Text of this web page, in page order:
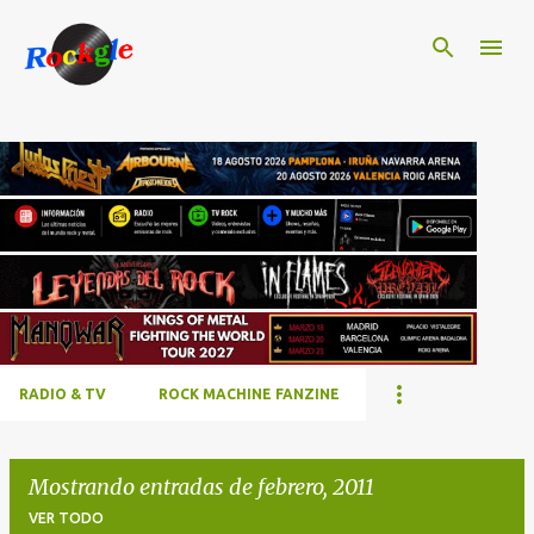
RADIO & TV ROCK MACHINE FANZINE
Mostrando entradas de febrero, 2011
VER TODO